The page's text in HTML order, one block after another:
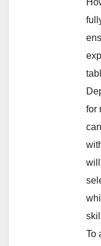
for
will
To